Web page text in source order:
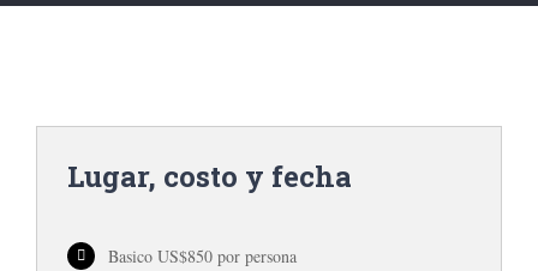
Lugar, costo y fecha
Basico US$850 por persona